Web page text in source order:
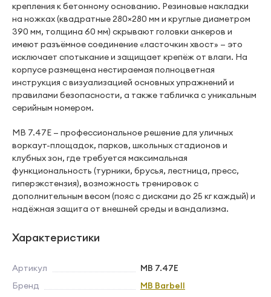
крепления к бетонному основанию. Резиновые накладки
на ножках (квадратные 280×280 мм и круглые диаметром
390 мм, толщина 60 мм) скрывают головки анкеров и
имеют разъёмное соединение «ласточкин хвост» — это
исключает спотыкание и защищает крепёж от влаги. На
корпусе размещена нестираемая полноцветная
инструкция с визуализацией основных упражнений и
правилами безопасности, а также табличка с уникальным
серийным номером.
MB 7.47E — профессиональное решение для уличных
воркаут-площадок, парков, школьных стадионов и
клубных зон, где требуется максимальная
функциональность (турники, брусья, лестница, пресс,
гиперэкстензия), возможность тренировок с
дополнительным весом (пояс с дисками до 25 кг каждый) и
надёжная защита от внешней среды и вандализма.
Характеристики
Артикул
MB 7.47E
Бренд
MB Barbell